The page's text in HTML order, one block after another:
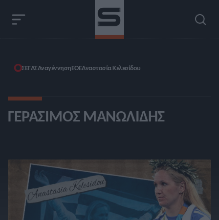
ΣΕΓΑΣΑναγέννησηΕΟΕΑναστασία Κελεσίδου
ΓΕΡΆΣΙΜΟΣ ΜΑΝΩΛΊΔΗΣ